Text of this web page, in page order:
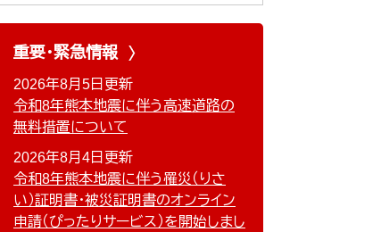
重要・緊急情報
2026年8月5日更新
令和8年熊本地震に伴う高速道路の
無料措置について
2026年8月4日更新
令和8年熊本地震に伴う罹災（りさ
い）証明書・被災証明書のオンライン
申請（ぴったりサービス）を開始しまし